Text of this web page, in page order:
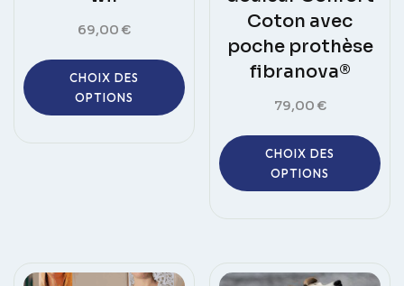
69,00€
CHOIX DES
OPTIONS
produit
plusieurs
variations.
peuvent
choisies
Coton avec
poche prothèse
fibranova®
79,00€
CHOIX DES
OPTIONS